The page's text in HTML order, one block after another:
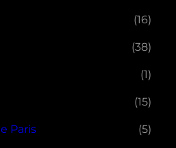
(16)
(38)
(1)
(15)
Paris (5)